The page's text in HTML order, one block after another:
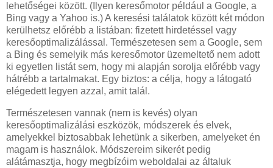
lehetőségei között. (Ilyen keresőmotor például a Google, a
Bing vagy a Yahoo is.) A keresési találatok között két módon
kerülhetsz előrébb a listában: fizetett hirdetéssel vagy
keresőoptimalizálással. Természetesen sem a Google, sem
a Bing és semelyik más keresőmotor üzemeltető nem adott
ki egyetlen listát sem, hogy mi alapján sorolja előrébb vagy
hátrébb a tartalmakat. Egy biztos: a célja, hogy a látogató
elégedett legyen azzal, amit talál.
Természetesen vannak (nem is kevés) olyan
keresőoptimalizálási eszközök, módszerek és elvek,
amelyekkel biztosabbak lehetünk a sikerben, amelyeket én
magam is használok. Módszereim sikerét pedig
alátámasztja, hogy megbízóim weboldalai az általuk